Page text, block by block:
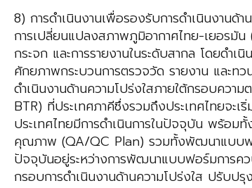
8) การดำเนินงานเพื่อรองรับการดำเนินงาน
การเปลี่ยนแปลงสภาพภูมิอากาศไทย-เยอรมั
กระจก และการรายงานในระดับสากล โดยดำ
ศักยภาพกระบวนการตรวจวัด รายงาน และ
ดำเนินงานด้านความโปร่งใสภายใต้กรอบคว
BTR) ที่ประเทศภาคีซึ่งรวมถึงประเทศไทยจ
ประเทศไทยมีการดำเนินการในปัจจุบัน พร้อม
คุณภาพ (QA/QC Plan) รวมทั้งพัฒนาแบบฟ
ปัจจุบันอยู่ระหว่างการพัฒนาแบบฟอร์มการ
กรอบการดำเนินงานด้านความโปร่งใส ปรับป